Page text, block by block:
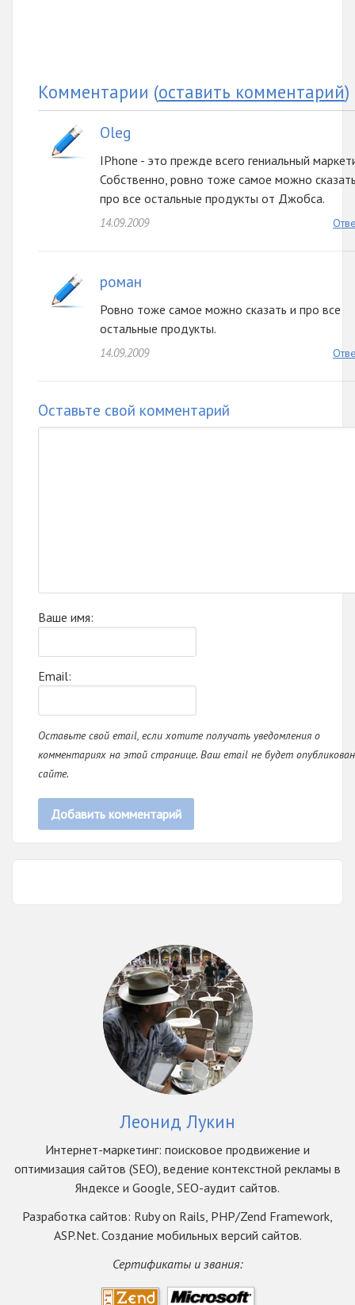
Комментарии (оставить комментарий)
Oleg
IPhone - это прежде всего гениальный
Собственно, ровно тоже самое можно
про все остальные продукты от Джобса.
14.09.2009
роман
Ровно тоже самое можно сказать и про все
остальные продукты.
14.09.2009
Оставьте свой комментарий
Ваше имя:
Email:
Оставьте свой email, если хотите получать уведомления о
комментариях на этой странице. Ваш email не будет
сайте.
Леонид Лукин
Интернет-маркетинг: поисковое продвижение и
оптимизация сайтов (SEO), ведение контекстной рекламы в
Яндексе и Google, SEO-аудит сайтов.
Разработка сайтов: Ruby on Rails, PHP/Zend Framework,
ASP.Net. Создание мобильных версий сайтов.
Сертификаты и звания: